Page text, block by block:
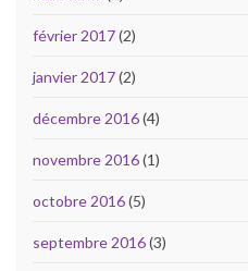
février 2017(2)
janvier 2017(2)
décembre 2016(4)
novembre 2016(1)
octobre 2016(5)
septembre 2016(3)